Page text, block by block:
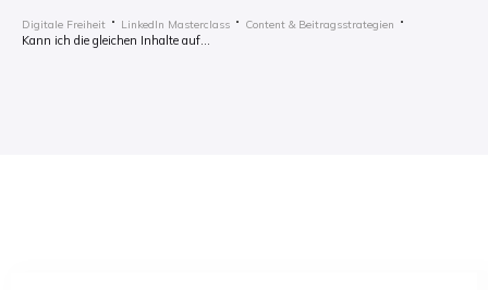
Digitale Freiheit LinkedIn Masterclass Content & Beitragsstrategien
Kann ich die gleichen Inhalte auf Instagram & LinkedIn posten?